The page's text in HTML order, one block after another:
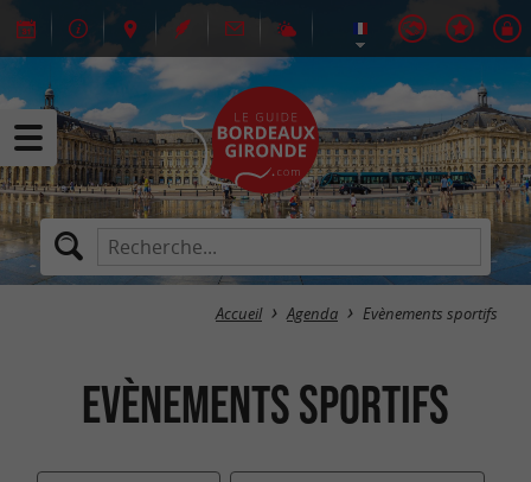
Accueil Agenda Evènements sportifs
Evènements sportifs